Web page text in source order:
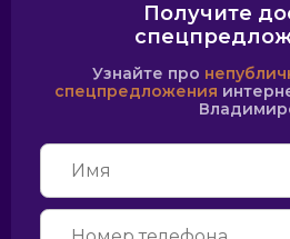
Получите
Узнайте про
спецпредложения